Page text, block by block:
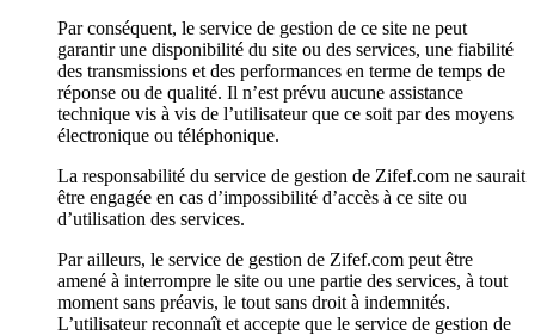
Par conséquent, le service de gestion de ce site ne peut
garantir une disponibilité du site ou des services, une fiabilité
des transmissions et des performances en terme de temps de
réponse ou de qualité. Il n’est prévu aucune assistance
technique vis à vis de l’utilisateur que ce soit par des moyens
électronique ou téléphonique.
La responsabilité du service de gestion de Zifef.com ne saurait
être engagée en cas d’impossibilité d’accès à ce site ou
d’utilisation des services.
Par ailleurs, le service de gestion de Zifef.com peut être
amené à interrompre le site ou une partie des services, à tout
moment sans préavis, le tout sans droit à indemnités.
L’utilisateur reconnaît et accepte que le service de gestion de